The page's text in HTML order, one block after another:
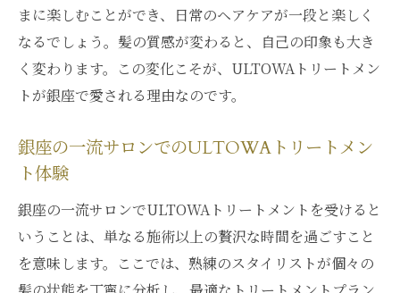
の技術
ULTOWAトリートメントで得られる驚異の
艶と潤い
銀座の美の基準を変えるULTOWAトリート
ULTOWAトリートメントを選ぶ際の重要な
ULTOWAトリートメントで変わる銀座でのライ
フスタイル
ライフスタイルを一新するためのULTOWA
まに楽しむことができ、日常のヘアケアが一段と楽しく
なるでしょう。髪の質感が変わると、自己の印象も大き
く変わります。この変化こそが、ULTOWAトリートメン
トが銀座で愛される理由なのです。
銀座の一流サロンでのULTOWAトリートメン
ト体験
銀座の一流サロンでULTOWAトリートメントを受けると
いうことは、単なる施術以上の贅沢な時間を過ごすこと
を意味します。ここでは、熟練のスタイリストが個々の